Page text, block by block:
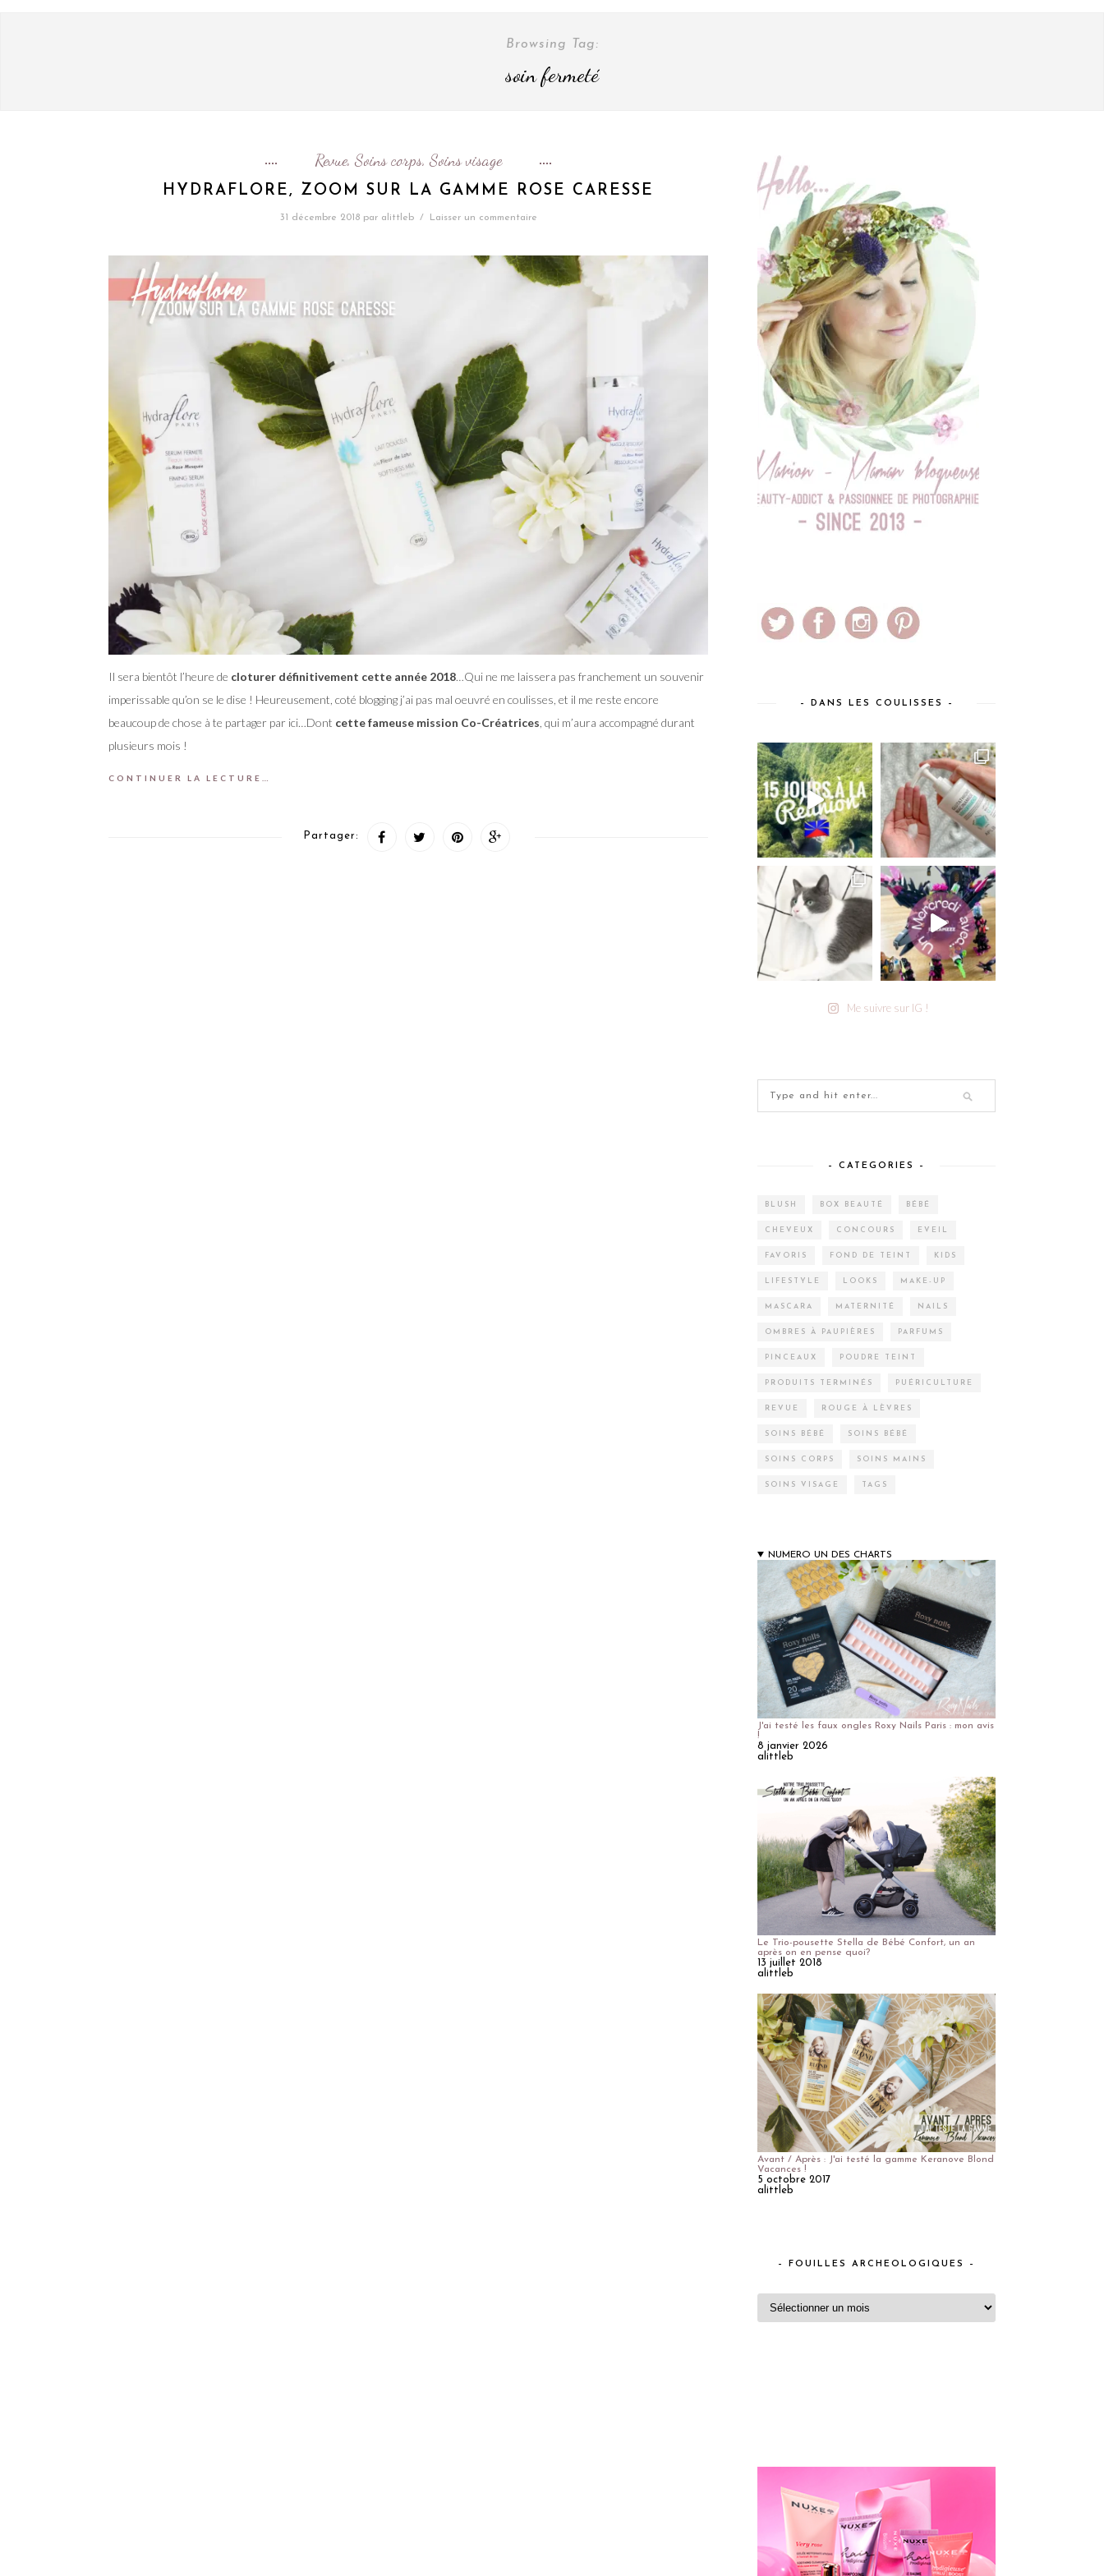
Browsing Tag:
soin fermeté
Revue, Soins corps, Soins visage
HYDRAFLORE, ZOOM SUR LA GAMME ROSE CARESSE
31 décembre 2018 par alittleb / Laisser un commentaire
Il sera bientôt l’heure de cloturer définitivement cette année 2018…Qui ne me laissera pas franchement un souvenir
imperissable qu’on se le dise ! Heureusement, coté blogging j’ai pas mal oeuvré en coulisses, et il me reste encore
beaucoup de chose à te partager par ici…Dont cette fameuse mission Co-Créatrices , qui m’aura accompagné durant
plusieurs mois !
CONTINUER LA LECTURE…
Partager:
– DANS LES COULISSES –
Me suivre sur IG !
– CATEGORIES –
BLUSH BOX BEAUTÉ BÉBÉ
CHEVEUX CONCOURS EVEIL
FAVORIS FOND DE TEINT KIDS
LIFESTYLE LOOKS MAKE-UP
MASCARA MATERNITÉ NAILS
OMBRES À PAUPIÈRES PARFUMS
PINCEAUX POUDRE TEINT
PRODUITS TERMINÉS PUÉRICULTURE
REVUE ROUGE À LÈVRES
SOINS BÉBÉ SOINS BÉBÉ
SOINS CORPS SOINS MAINS
SOINS VISAGE TAGS
NUMERO UN DES CHARTS
J'ai testé les faux ongles Roxy Nails Paris : mon avis
!
8 janvier 2026
alittleb
Le Trio-pousette Stella de Bébé Confort, un an
après on en pense quoi?
13 juillet 2018
alittleb
Avant / Après : J'ai testé la gamme Keranove Blond
Vacances !
5 octobre 2017
alittleb
– FOUILLES ARCHEOLOGIQUES –